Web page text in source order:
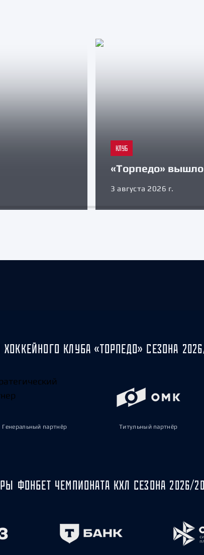
КЛУБ
«Торпедо» вышло
3 августа 2026 г.
КЛУБА «ТОРПЕДО» СЕЗОНА
Генеральный партнёр Титульный партнёр
ФОНБЕТ ЧЕМПИОНАТА КХЛ СЕЗОНА 2026/